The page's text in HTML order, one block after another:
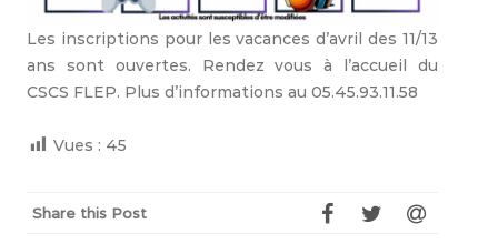
Les inscriptions pour les vacances d’avril des 11/13
ans sont ouvertes. Rendez vous à l’accueil du
CSCS FLEP. Plus d’informations au 05.45.93.11.58
Vues : 45
Share this Post